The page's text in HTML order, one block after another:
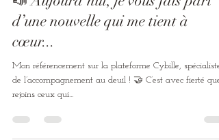
Lydie Doré
1 min de lecture
📣 Aujourd’hui, je vous fais part
d’une nouvelle qui me tient à
cœur...
Mon référencement sur la plateforme Cybille, spécialiste